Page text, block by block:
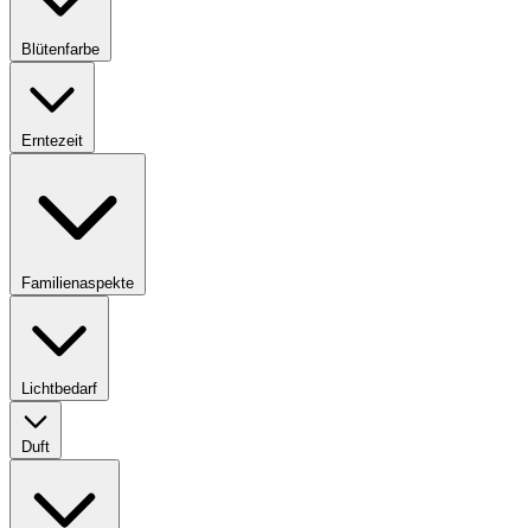
Blütenfarbe
Erntezeit
Familienaspekte
Lichtbedarf
Duft